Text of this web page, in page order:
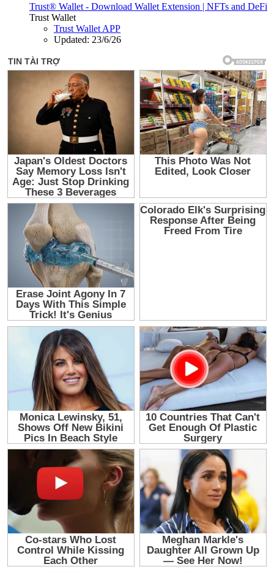
Trust® Wallet - Download Wallet Extension | NFTs and DeFi
Trust Wallet
Trust Wallet APP
Updated: 23/6/26